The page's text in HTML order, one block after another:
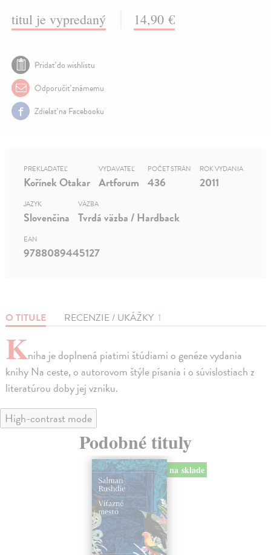
titul je vypredaný 14,90 €
Pridať do wishlistu
Odporučiť známemu
Zdielať na Facebooku
O TITULE RECENZIE / UKÁŽKY 1
Kniha je doplnená piatimi štúdiami o genéze vydania
knihy Na ceste, o autorovom štýle písania i o súvislostiach z
literatúrou doby jej vzniku.
PREKLADATEĽ
Kořínek Otakar
VYDAVATEĽ
Artforum
POČET STRÁN
436
ROK VYDANIA
2011
JAZYK
Slovenčina
VÄZBA
Tvrdá väzba / Hardback
EAN
9788089445127
High-contrast mode
Podobné tituly
na sklade